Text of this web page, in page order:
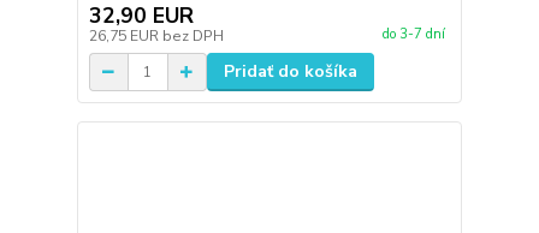
32,90 EUR
26,75 EUR bez DPH do 3-7 dní
Pridať do košíka